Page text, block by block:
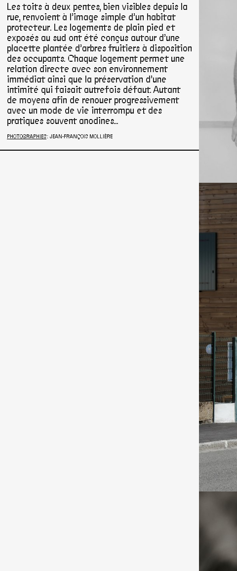
Les toits à deux pentes, bien visibles depuis la
rue, renvoient à l’image simple d’un habitat
protecteur. Les logements de plain pied et
exposés au sud ont été conçus autour d’une
placette plantée d’arbres fruitiers à disposition
des occupants. Chaque logement permet une
relation directe avec son environnement
immédiat ainsi que la préservation d’une
intimité qui faisait autrefois défaut. Autant
de moyens afin de renouer progressivement
avec un mode de vie interrompu et des
pratiques souvent anodines…
PHOTOGRAPHIES: JEAN-FRANÇOIS MOLLIÈRE